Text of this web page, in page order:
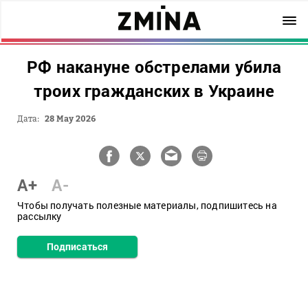
РФ накануне обстрелами убила
троих гражданских в Украине
Дата: 28 May 2026
A+ A-
Чтобы получать полезные материалы, подпишитесь на
рассылку
Подписаться